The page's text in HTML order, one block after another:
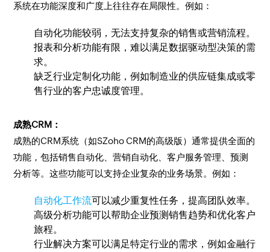
系统在功能深度和广度上往往存在局限性。例如：
自动化功能较弱，无法支持复杂的销售或营销流程。
报表和分析功能有限，难以满足数据驱动型决策的需
求。
缺乏行业定制化功能，例如制造业的供应链集成或零
售行业的客户忠诚度管理。
成熟CRM：
成熟的CRM系统（如SZoho CRM的高级版）通常提供全面的
功能，包括销售自动化、营销自动化、客户服务管理、预测
分析等。这些功能可以支持企业复杂的业务场景。例如：
自动化工作流可以减少重复性任务，提高团队效率。
高级分析功能可以帮助企业预测销售趋势和优化客户
旅程。
行业解决方案可以满足特定行业的需求，例如金融行